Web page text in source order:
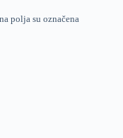
polja su označena